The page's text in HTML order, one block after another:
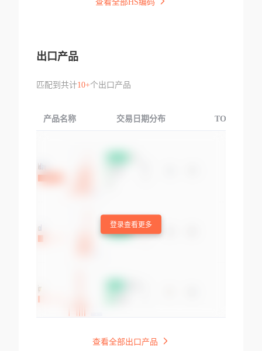
查看全部HS编码
出口产品
匹配到共计10+个出口产品
产品名称 交易日期分布 TOP3交易国
登录查看更多
查看全部出口产品